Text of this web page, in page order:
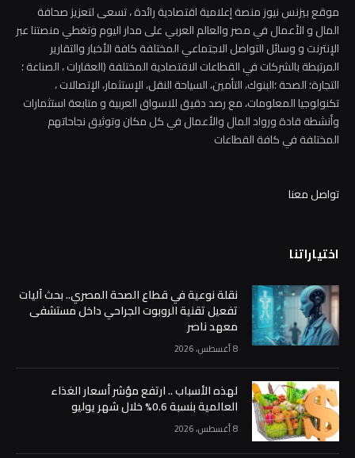
موقع بيزنس نيوز منصة إعلامية اقتصادية رائدة ، تسعى لتعزيز صحافة
المال و الأعمال في مصر والعالم العربي على مدار اليوم وتغطي منصتنا عبر
الإنترنت و وسائل التواصل الاجتماعي المختلفة كافة الأخبار والتقارير
المرتبطة بالشركات في القطاعات الاقتصادية المختلفة (العقارات ، الصناعة ؛
التجارة؛ الصحة ؛البنوك، التأمين، السياحة النقل، الإستثمار، الإتصالات ،
تكنولوجيا المعلومات، مع رصد دقيق للاسواق العربية و متابعة استثمارات
وأنشطة قادة ورواد المال والأعمال في كل مكان وتوثيق نجاحاتهم
المختلفة في كافة القطاعات
تواصل معنا
اختياراتنا
نقلة نوعية في قطاع الصحة المصري.. بحث آليات
تفعيل تقنية الروبوت الجراحي داخل مستشفى
معهد ناصر
8 أغسطس، 2026
لهذه الأسباب .. ارتفع مؤشر أسعار الغذاء
العالمية بنسبة 0.6% خلال شهر يوليو
8 أغسطس، 2026